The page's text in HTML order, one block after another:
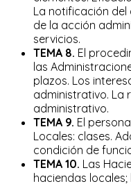
La notificación
de la acción
servicios.
TEMA 8. El
las
plazos. Los
administrativo. La
administrativo.
TEMA 9. El
Locales: clases.
condición de
TEMA 10. Las
haciendas